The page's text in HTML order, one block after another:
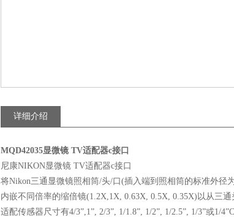
详细介绍
MQD42035显微镜 TV适配器c接口
尼康NIKON显微镜 TV适配器c接口
将Nikon三通显微镜照相筒/头/口(插入端到照相筒的标准外径
内嵌不同倍率的缩倍镜(1.2X,1X, 0.63X, 0.5X, 0.35X)以从三通
适配传感器尺寸有4/3”,1”, 2/3”, 1/1.8”, 1/2”, 1/2.5”, 1/3”或1/